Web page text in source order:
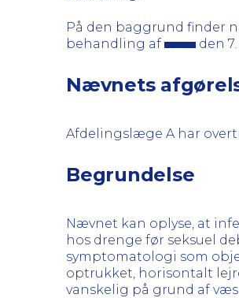
På den baggrund finder
behandling af
den
Nævnets
Afdelingslæge A har
Begrundelse
Nævnet kan oplyse, at
hos drenge før seksuel
symptomatologi som
optrukket, horisontalt
vanskelig på grund af